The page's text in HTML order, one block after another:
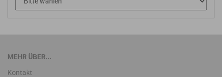
MEHR ÜBER...
Kontakt